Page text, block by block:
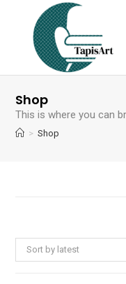
Shop
This is where you can
> Shop
Sort by latest